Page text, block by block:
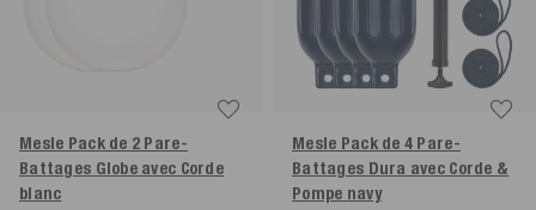
Mesle Pack de 2 Pare-
Battages Globe avec Corde
blanc
Mesle Pack de 4 Pare-
Battages Dura avec Corde &
Pompe navy